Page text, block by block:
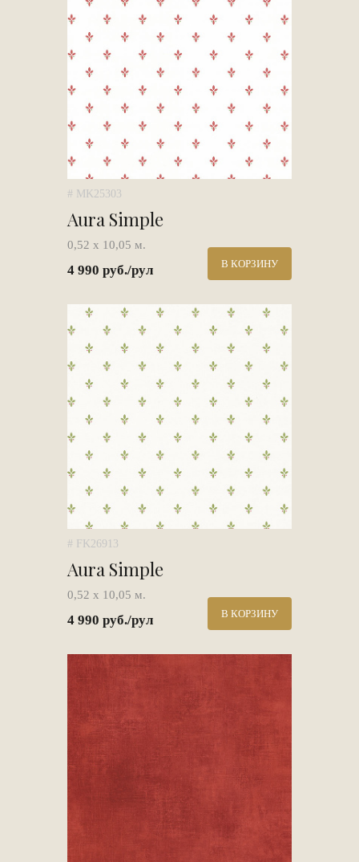
# MK25303
Aura Simple
0,52 х 10,05 м.
4 990 руб./рул В КОРЗИНУ
# FK26913
Aura Simple
0,52 х 10,05 м.
4 990 руб./рул В КОРЗИНУ